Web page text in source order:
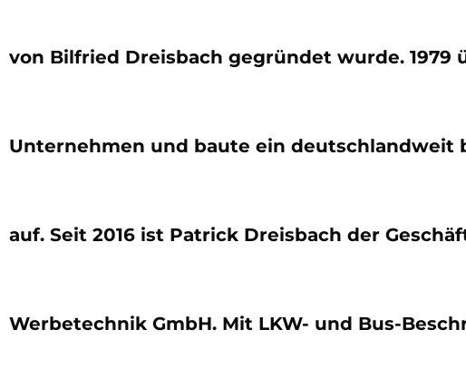
von Bilfried Dreisbach gegründet wurde. 1979
Unternehmen und baute ein deutschlandweit
auf. Seit 2016 ist Patrick Dreisbach der
Werbetechnik GmbH. Mit LKW- und Bus-